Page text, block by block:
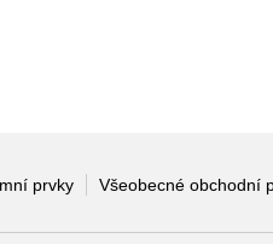
prvky Všeobecné obchodní